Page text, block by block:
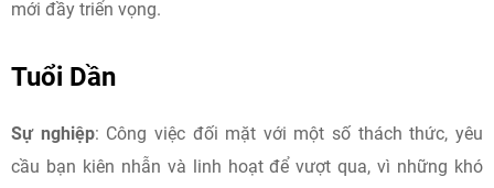
mới đầy triển vọng.​
Tuổi Dần
Sự nghiệp: Công việc đối mặt với một số thách thức, yêu
cầu bạn kiên nhẫn và linh hoạt để vượt qua, vì những khó